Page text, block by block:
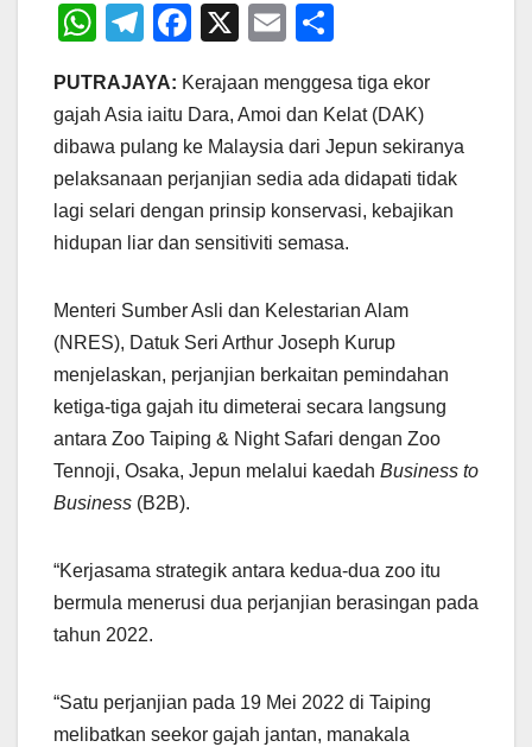
W
at
s
A
p
p
T
e
gr
a
m
F
c
e
b
o
o
X
E
ail ar
e
PUTRAJAYA: Kerajaan menggesa tiga ekor
gajah Asia iaitu Dara, Amoi dan Kelat (DAK)
dibawa pulang ke Malaysia dari Jepun sekiranya
pelaksanaan perjanjian sedia ada didapati tidak
lagi selari dengan prinsip konservasi, kebajikan
hidupan liar dan sensitiviti semasa.
Menteri Sumber Asli dan Kelestarian Alam
(NRES), Datuk Seri Arthur Joseph Kurup
menjelaskan, perjanjian berkaitan pemindahan
ketiga-tiga gajah itu dimeterai secara langsung
antara Zoo Taiping & Night Safari dengan Zoo
Tennoji, Osaka, Jepun melalui kaedah Business to
Business (B2B).
“Kerjasama strategik antara kedua-dua zoo itu
bermula menerusi dua perjanjian berasingan pada
tahun 2022.
“Satu perjanjian pada 19 Mei 2022 di Taiping
melibatkan seekor gajah jantan, manakala